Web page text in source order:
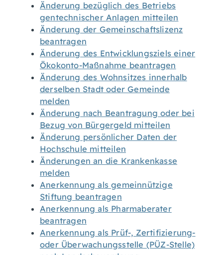
Änderung bezüglich des Betriebs
gentechnischer Anlagen mitteilen
Änderung der Gemeinschaftslizenz
beantragen
Änderung des Entwicklungsziels einer
Ökokonto-Maßnahme beantragen
Änderung des Wohnsitzes innerhalb
derselben Stadt oder Gemeinde
melden
Änderung nach Beantragung oder bei
Bezug von Bürgergeld mitteilen
Änderung persönlicher Daten der
Hochschule mitteilen
Änderungen an die Krankenkasse
melden
Anerkennung als gemeinnützige
Stiftung beantragen
Anerkennung als Pharmaberater
beantragen
Anerkennung als Prüf-, Zertifizierung-
oder Überwachungsstelle (PÜZ-Stelle)